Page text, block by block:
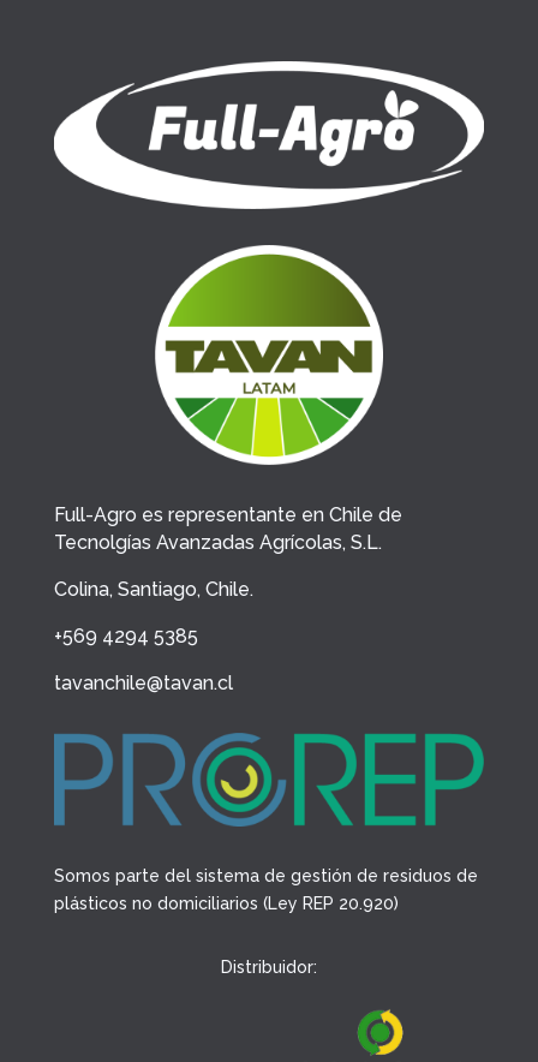
Full-Agro es representante en Chile de
Tecnolgías Avanzadas Agrícolas, S.L.
Colina, Santiago, Chile.
+569 4294 5385
tavanchile@tavan.cl
Somos parte del sistema de gestión de residuos de
plásticos no domiciliarios (Ley REP 20.920)
Distribuidor: